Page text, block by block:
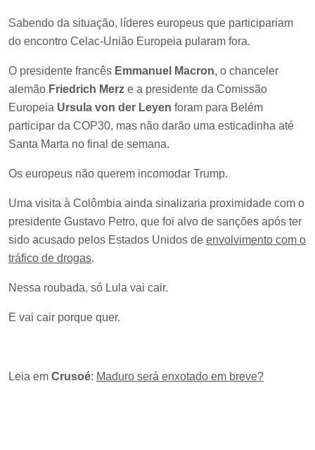
Sabendo da situação, líderes europeus que participariam
do encontro Celac-União Europeia pularam fora.
O presidente francês Emmanuel Macron, o chanceler
alemão Friedrich Merz e a presidente da Comissão
Europeia Ursula von der Leyen foram para Belém
participar da COP30, mas não darão uma esticadinha até
Santa Marta no final de semana.
Os europeus não querem incomodar Trump.
Uma visita à Colômbia ainda sinalizaria proximidade com o
presidente Gustavo Petro, que foi alvo de sanções após ter
sido acusado pelos Estados Unidos de envolvimento com o
tráfico de drogas.
Nessa roubada, só Lula vai cair.
E vai cair porque quer.
Leia em Crusoé: Maduro será enxotado em breve?